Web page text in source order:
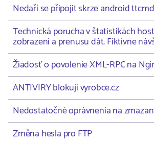
Nedaří se připojit skrze android
Technická porucha v štatistikách
zobrazení a prenusu dát. Fiktívne
Žiadosť o povolenie XML-RPC na
ANTIVIRY blokuji vyrobce.cz
Nedostatočné oprávnenia na
Změna hesla pro FTP